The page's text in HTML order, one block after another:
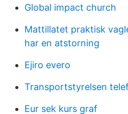
Global impact church
Mattillatet praktisk
har en atstorning
Ejiro evero
Transportstyrelsen
Eur sek kurs graf